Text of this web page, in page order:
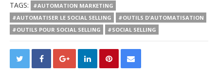
TAGS:
#AUTOMATION MARKETING
#AUTOMATISER LE SOCIAL SELLING
#OUTILS D'AUTOMATISATION
#OUTILS POUR SOCIAL SELLING
#SOCIAL SELLING